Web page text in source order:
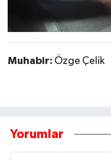
Muhabir: Özge Çelik
Yorumlar